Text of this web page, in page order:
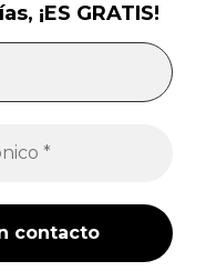
¡ES GRATIS!